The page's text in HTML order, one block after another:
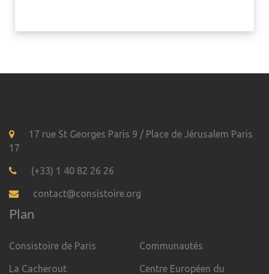
17 rue St Georges Paris 9 / Place de Jérusalem Paris
17
(+33) 1 40 82 26 26
contact@consistoire.org
Plan
Consistoire de Paris
La Cacherout
Communautés
Centre Européen du